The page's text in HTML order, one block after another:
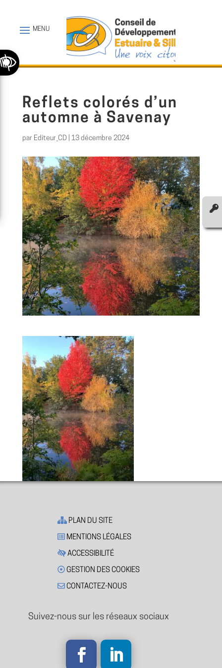
la barre d’outils
Reflets colorés d’un
automne à Savenay
par Editeur_CD 13 décembre 2024
PLAN DU SITE
MENTIONS LÉGALES
ACCESSIBILITÉ
GESTION DES COOKIES
CONTACTEZ-NOUS
Suivez-nous sur les réseaux sociaux